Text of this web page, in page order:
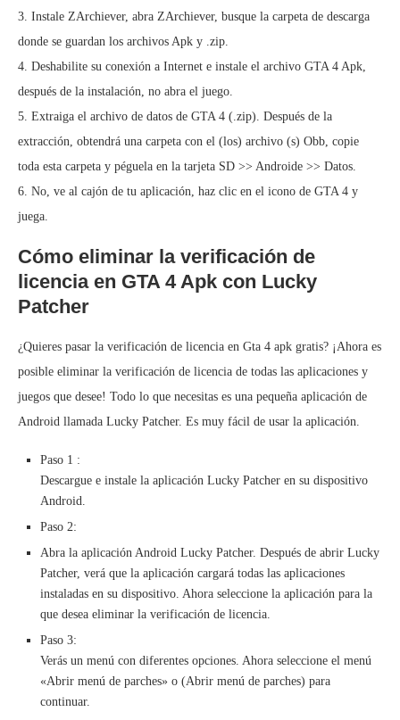
3. Instale ZArchiever, abra ZArchiever, busque la carpeta de descarga
donde se guardan los archivos Apk y .zip.
4. Deshabilite su conexión a Internet e instale el archivo GTA 4 Apk,
después de la instalación, no abra el juego.
5. Extraiga el archivo de datos de GTA 4 (.zip). Después de la
extracción, obtendrá una carpeta con el (los) archivo (s) Obb, copie
toda esta carpeta y péguela en la tarjeta SD >> Androide >> Datos.
6. No, ve al cajón de tu aplicación, haz clic en el icono de GTA 4 y
juega.
Cómo eliminar la verificación de
licencia en GTA 4 Apk con Lucky
Patcher
¿Quieres pasar la verificación de licencia en Gta 4 apk gratis? ¡Ahora es
posible eliminar la verificación de licencia de todas las aplicaciones y
juegos que desee! Todo lo que necesitas es una pequeña aplicación de
Android llamada Lucky Patcher. Es muy fácil de usar la aplicación.
Paso 1 :
Descargue e instale la aplicación Lucky Patcher en su dispositivo
Android.
Paso 2:
Abra la aplicación Android Lucky Patcher. Después de abrir Lucky
Patcher, verá que la aplicación cargará todas las aplicaciones
instaladas en su dispositivo. Ahora seleccione la aplicación para la
que desea eliminar la verificación de licencia.
Paso 3:
Verás un menú con diferentes opciones. Ahora seleccione el menú
«Abrir menú de parches» o (Abrir menú de parches) para
continuar.